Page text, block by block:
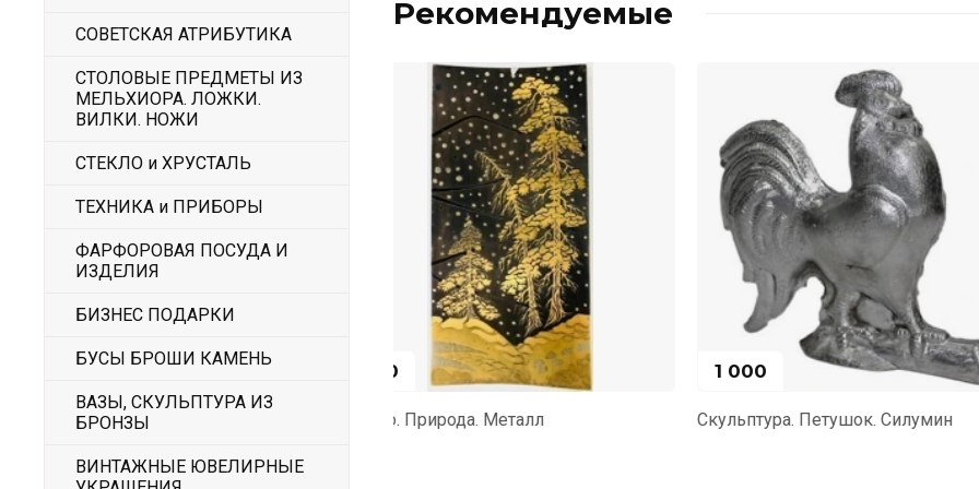
СОВЕТСКАЯ АТРИБУТИКА
СТОЛОВЫЕ ПРЕДМЕТЫ ИЗ
МЕЛЬХИОРА. ЛОЖКИ.
ВИЛКИ. НОЖИ
СТЕКЛО и ХРУСТАЛЬ
ТЕХНИКА и ПРИБОРЫ
ФАРФОРОВАЯ ПОСУДА И
ИЗДЕЛИЯ
БИЗНЕС ПОДАРКИ
БУСЫ БРОШИ КАМЕНЬ
ВАЗЫ, СКУЛЬПТУРА ИЗ
БРОНЗЫ
ВИНТАЖНЫЕ ЮВЕЛИРНЫЕ
Рекомендуемые
750
Панно. Природа. Металл
1 000
Скульптура. Петушок. Силумин
500
Форма для изготовления